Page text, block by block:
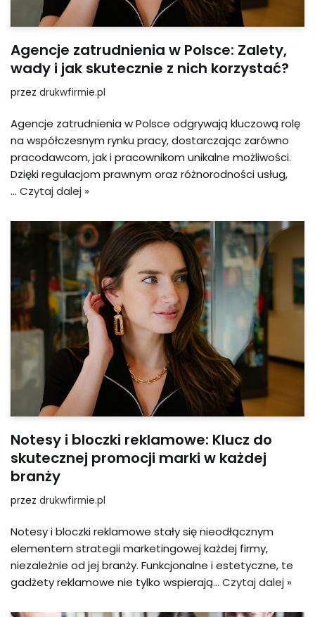
Agencje zatrudnienia w Polsce: Zalety,
wady i jak skutecznie z nich korzystać?
przez drukwfirmie.pl
Agencje zatrudnienia w Polsce odgrywają kluczową rolę
na współczesnym rynku pracy, dostarczając zarówno
pracodawcom, jak i pracownikom unikalne możliwości.
Dzięki regulacjom prawnym oraz różnorodności usług,
… Czytaj dalej »
Notesy i bloczki reklamowe: Klucz do
skutecznej promocji marki w każdej
branży
przez drukwfirmie.pl
Notesy i bloczki reklamowe stały się nieodłącznym
elementem strategii marketingowej każdej firmy,
niezależnie od jej branży. Funkcjonalne i estetyczne, te
gadżety reklamowe nie tylko wspierają… Czytaj dalej »